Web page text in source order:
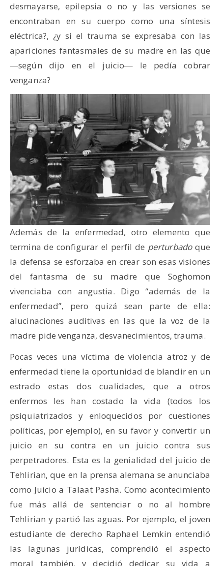
desmayarse, epilepsia o no y las versiones se
encontraban en su cuerpo como una síntesis
eléctrica?, ¿y si el trauma se expresaba con las
apariciones fantasmales de su madre en las que
―según dijo en el juicio― le pedía cobrar
venganza?
Además de la enfermedad, otro elemento que
termina de configurar el perfil de perturbado que
la defensa se esforzaba en crear son esas visiones
del fantasma de su madre que Soghomon
vivenciaba con angustia. Digo “además de la
enfermedad”, pero quizá sean parte de ella:
alucinaciones auditivas en las que la voz de la
madre pide venganza, desvanecimientos, trauma.
Pocas veces una víctima de violencia atroz y de
enfermedad tiene la oportunidad de blandir en un
estrado estas dos cualidades, que a otros
enfermos les han costado la vida (todos los
psiquiatrizados y enloquecidos por cuestiones
políticas, por ejemplo), en su favor y convertir un
juicio en su contra en un juicio contra sus
perpetradores. Esta es la genialidad del juicio de
Tehlirian, que en la prensa alemana se anunciaba
como Juicio a Talaat Pasha. Como acontecimiento
fue más allá de sentenciar o no al hombre
Tehlirian y partió las aguas. Por ejemplo, el joven
estudiante de derecho Raphael Lemkin entendió
las lagunas jurídicas, comprendió el aspecto
moral también, y decidió dedicar su vida a